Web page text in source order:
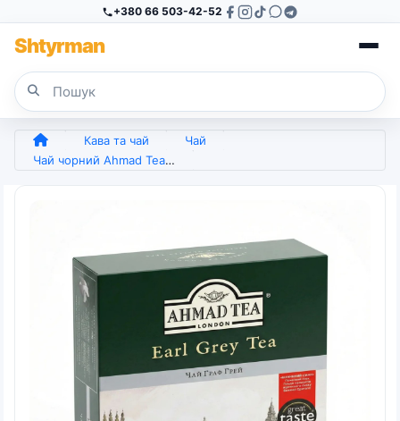
+380 66 503-42-52
Shtyrman
Кава та чай
Чай
Чай чорний Ahmad Tea Earl Grey 100 пакетиків | Граф Грей, З бергамотом, Great Taste Award (арт. 4394)